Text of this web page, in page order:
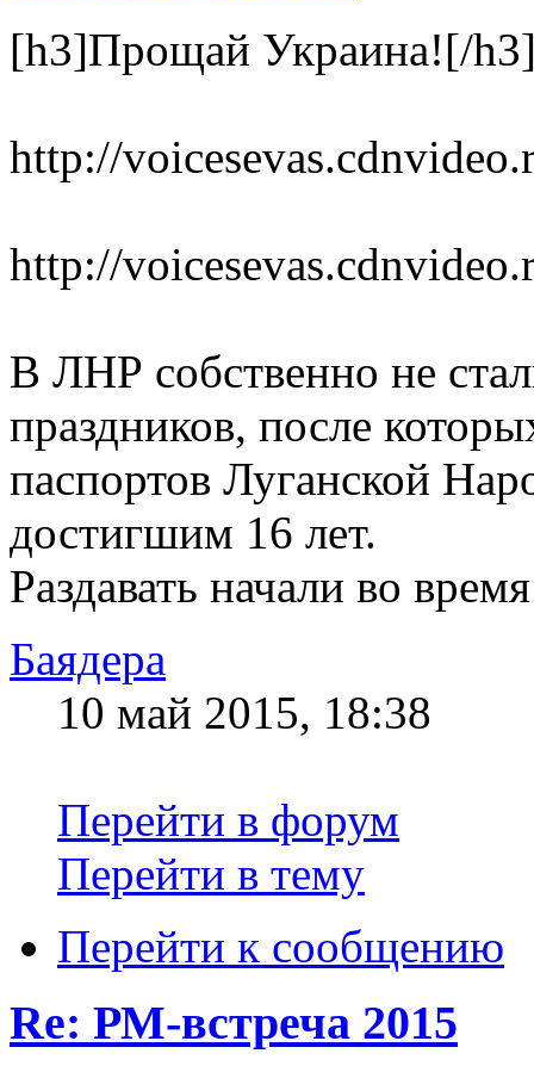
[h3]Прощай Украина![/
http://
http://
В ЛНР собственно не
праздников, после
паспортов Луганской
достигшим 16 лет.
Раздавать начали во
Баядера
10 май 2015, 18:38
Перейти в форум
Перейти в тему
Перейти к сообщению
Re: РМ-встреча 2015